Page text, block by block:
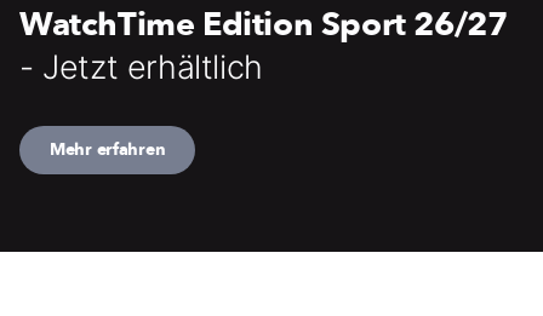
WatchTime Edition Sport 26/27
- Jetzt erhältlich
Mehr erfahren